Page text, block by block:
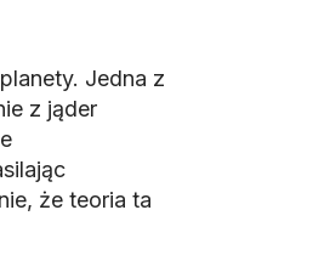
Jedna z
z jąder
że teoria ta